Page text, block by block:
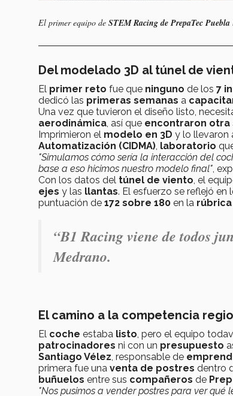
El primer equipo de STEM Racing de PrepaTec Puebla
Del modelado 3D al túnel de
El primer reto fue que ninguno de los 7
dedicó las primeras semanas a
Una vez que tuvieron el diseño listo,
aerodinámica, así que encontraron otra
Imprimieron el modelo en 3D y lo llevaron
Automatización (CIDMA), laboratorio
"Simulamos cómo sería la interacción del
base a eso hicimos nuestro modelo final",
Con los datos del túnel de viento, el
ejes y las llantas. El esfuerzo se reflejó en
puntuación de 172 sobre 180 en la
“B1 Racing viene de todos
Medrano.
El camino a la competencia
El coche estaba listo, pero el equipo
patrocinadores ni con un presupuesto
Santiago Vélez, responsable de
primera fue una venta de postres dentro
buñuelos entre sus compañeros de
"Nos pusimos a vender postres para ver